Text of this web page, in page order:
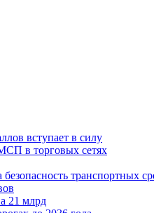
вступает в силу
в торговых сетях
транспортных
21 млрд